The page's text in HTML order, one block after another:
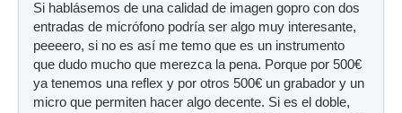
Si hablásemos de una calidad de imagen gopro con dos
entradas de micrófono podría ser algo muy interesante,
peeeero, si no es así me temo que es un instrumento
que dudo mucho que merezca la pena. Porque por 500€
ya tenemos una reflex y por otros 500€ un grabador y un
micro que permiten hacer algo decente. Si es el doble,